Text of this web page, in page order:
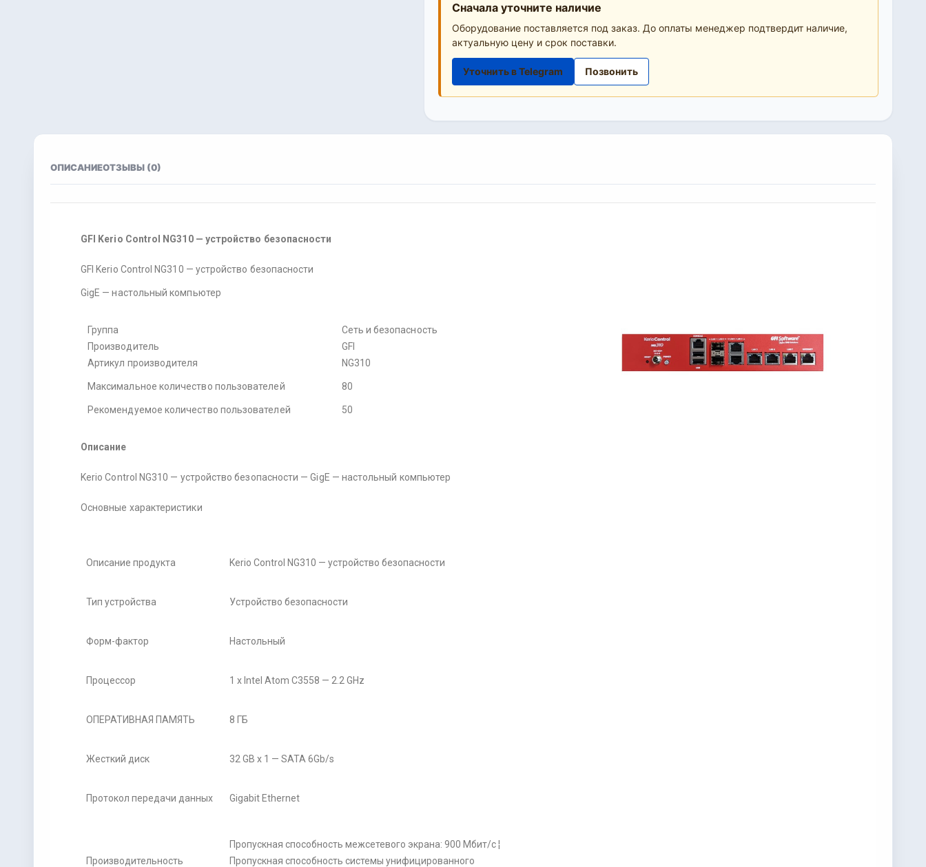
Сначала уточните наличие
Оборудование поставляется под заказ. До оплаты менеджер подтвердит наличие,
актуальную цену и срок поставки.
Уточнить в Telegram Позвонить
ОПИСАНИЕОТЗЫВЫ (0)
GFI Kerio Control NG310 — устройство безопасности
GFI Kerio Control NG310 — устройство безопасности
GigE — настольный компьютер
Группа
Производитель
Артикул производителя
Максимальное количество пользователей
Рекомендуемое количество пользователей
Сеть и безопасность
GFI
NG310
80
50
Описание
Kerio Control NG310 — устройство безопасности — GigE — настольный компьютер
Основные характеристики
Описание продукта Kerio Control NG310 — устройство безопасности
Тип устройства Устройство безопасности
Форм-фактор Настольный
Процессор 1 x Intel Atom C3558 — 2.2 GHz
ОПЕРАТИВНАЯ ПАМЯТЬ 8 ГБ
Жесткий диск 32 GB x 1 — SATA 6Gb/s
Протокол передачи данных Gigabit Ethernet
Производительность
Пропускная способность межсетевого экрана: 900 Мбит/с ¦
Пропускная способность системы унифицированного